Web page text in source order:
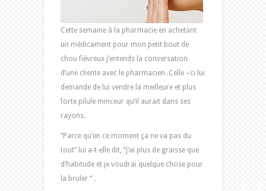
Cette semaine à la pharmacie en achetant
un médicament pour mon petit bout de
chou fiévreux j’entends la conversation
d’une cliente avec le pharmacien .Celle –ci lui
demande de lui vendre la meilleure et plus
forte pilule minceur qu’il aurait dans ses
rayons.
‘’Parce qu’en ce moment ça ne va pas du
tout’’ lui a-t-elle dit, ‘’j’ai plus de graisse que
d’habitude et je voudrai quelque chose pour
la bruler ‘’ .